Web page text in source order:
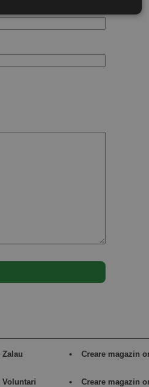
Creare magazin
Voluntari Creare magazin